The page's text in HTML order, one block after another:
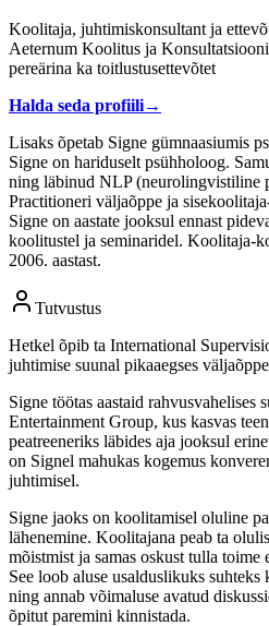
Koolitaja, juhtimiskonsultant ja
Aeternum Koolitus ja
pereärina ka toitlustusettevõtet
Halda seda profiili→
Lisaks õpetab Signe gümnaasiumis
Signe on hariduselt psühholoog.
ning läbinud NLP (neurolingvistiline
Practitioneri väljaõppe ja
Signe on aastate jooksul ennast
koolitustel ja seminaridel. Koolitaja-
2006. aastast.
Tutvustus
Hetkel õpib ta International
juhtimise suunal pikaaegses
Signe töötas aastaid rahvusvahelises
Entertainment Group, kus kasvas
peatreeneriks läbides aja jooksul
on Signel mahukas kogemus
juhtimisel.
Signe jaoks on koolitamisel oluline
lähenemine. Koolitajana peab ta
mõistmist ja samas oskust tulla toime
See loob aluse usalduslikuks
ning annab võimaluse avatud
õpitut paremini kinnistada.